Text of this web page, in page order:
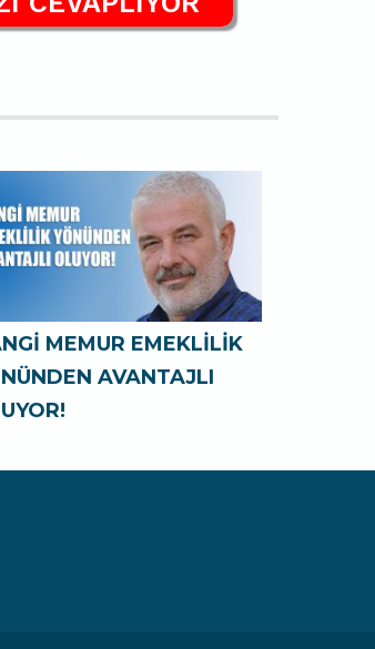
MEMUR EMEKLİLİK
AVANTAJLI